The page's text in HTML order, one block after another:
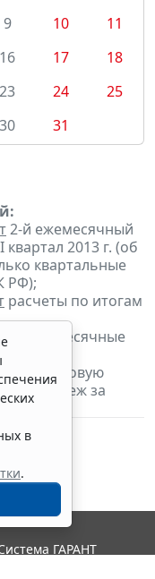
9 10
11
16 17
18
23 24
25
30 31
2-й ежемесячный
2013 г. (об
квартальные
РФ);
расчеты по итогам
ежемесячные
налоговую
платеж за
в
.
ГАРАНТ